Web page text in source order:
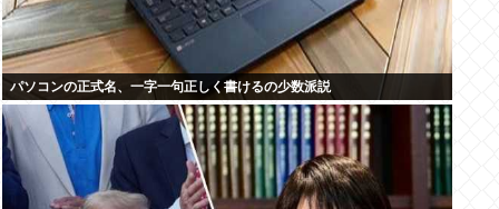
パソコンの正式名、一字一句正しく書けるの少数派説